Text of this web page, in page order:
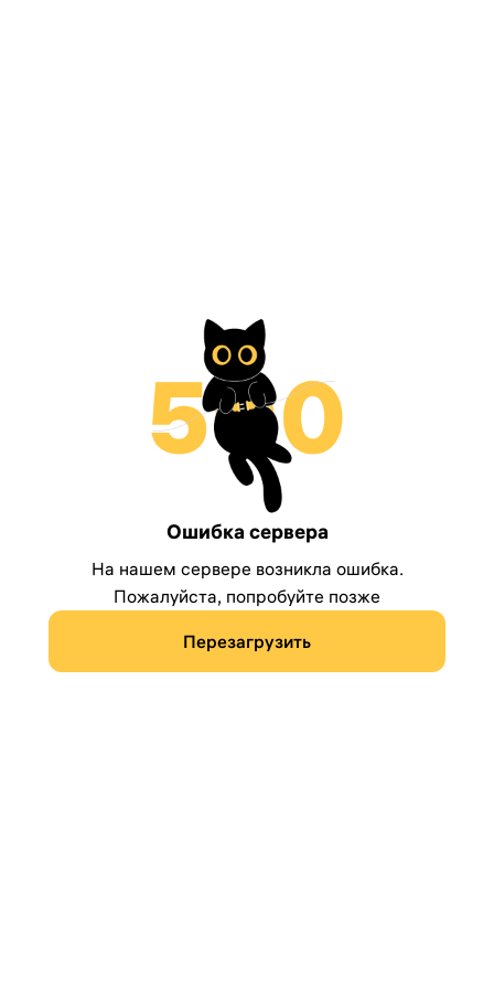
Ошибка сервера
На нашем сервере возникла ошибка.
Пожалуйста, попробуйте позже
Перезагрузить